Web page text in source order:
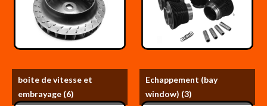
boite de vitesse et
embrayage (6)
Echappement (bay
window) (3)